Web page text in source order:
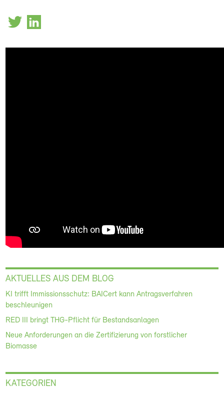
AKTUELLES AUS DEM BLOG
KI trifft Immissionsschutz: BAICert kann Antragsverfahren
beschleunigen
RED III bringt THG-Pflicht für Bestandsanlagen
Neue Anforderungen an die Zertifizierung von forstlicher
Biomasse
KATEGORIEN